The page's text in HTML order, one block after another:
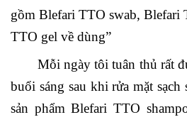
gồm Blefari TTO swab, Blefari
TTO gel về dùng”
Mỗi ngày tôi tuân thủ rất
buổi sáng sau khi rửa mặt
sản phẩm Blefari TTO